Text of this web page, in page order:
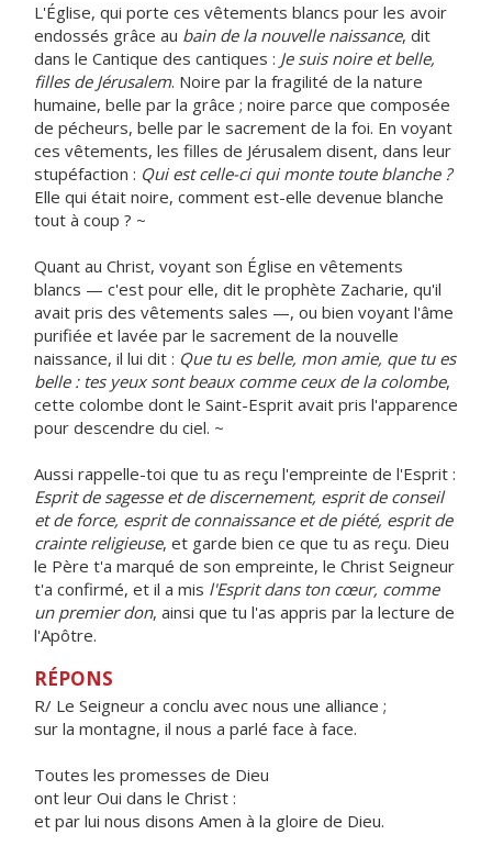
L'Église, qui porte ces vêtements blancs pour les avoir
endossés grâce au bain de la nouvelle naissance, dit
dans le Cantique des cantiques : Je suis noire et belle,
filles de Jérusalem. Noire par la fragilité de la nature
humaine, belle par la grâce ; noire parce que composée
de pécheurs, belle par le sacrement de la foi. En voyant
ces vêtements, les filles de Jérusalem disent, dans leur
stupéfaction : Qui est celle-ci qui monte toute blanche ?
Elle qui était noire, comment est-elle devenue blanche
tout à coup ? ~
Quant au Christ, voyant son Église en vêtements
blancs — c'est pour elle, dit le prophète Zacharie, qu'il
avait pris des vêtements sales —, ou bien voyant l'âme
purifiée et lavée par le sacrement de la nouvelle
naissance, il lui dit : Que tu es belle, mon amie, que tu es
belle : tes yeux sont beaux comme ceux de la colombe,
cette colombe dont le Saint-Esprit avait pris l'apparence
pour descendre du ciel. ~
Aussi rappelle-toi que tu as reçu l'empreinte de l'Esprit :
Esprit de sagesse et de discernement, esprit de conseil
et de force, esprit de connaissance et de piété, esprit de
crainte religieuse, et garde bien ce que tu as reçu. Dieu
le Père t'a marqué de son empreinte, le Christ Seigneur
t'a confirmé, et il a mis l'Esprit dans ton cœur, comme
un premier don, ainsi que tu l'as appris par la lecture de
l'Apôtre.
RÉPONS
R/ Le Seigneur a conclu avec nous une alliance ;
sur la montagne, il nous a parlé face à face.
Toutes les promesses de Dieu
ont leur Oui dans le Christ :
et par lui nous disons Amen à la gloire de Dieu.